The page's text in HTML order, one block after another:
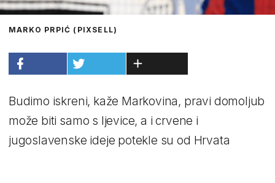
MARKO PRPIĆ (PIXSELL)
Budimo iskreni, kaže Markovina, pravi domoljub
može biti samo s ljevice, a i crvene i
jugoslavenske ideje potekle su od Hrvata